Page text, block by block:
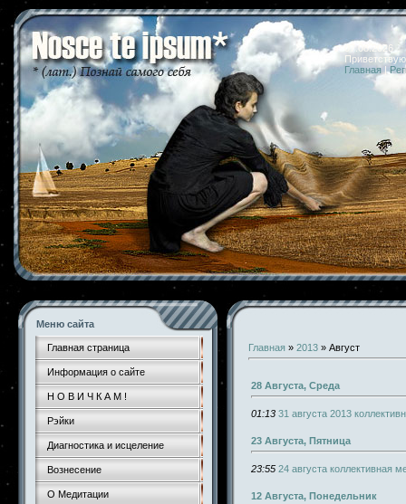
07.08.2026
Главная |
Меню сайта
Главная страница
Информация о сайте
Н О В И Ч К А М !
Рэйки
Диагностика и исцеление
Вознесение
О Медитации
Главная » 2013 » Август
28 Августа, Среда
01:13 31 августа 2013
23 Августа, Пятница
23:55 24 августа коллективная
12 Августа, Понедельник